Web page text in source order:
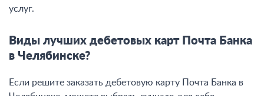
услуг.
Виды лучших дебетовых карт Почта Банка
в Челябинске?
Если решите заказать дебетовую карту Почта Банка в